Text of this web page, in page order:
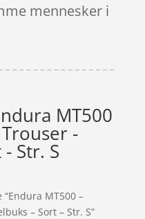
mennesker i
MT500
-
Str. S
MT500 –
– Sort – Str. S”